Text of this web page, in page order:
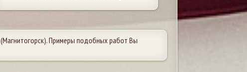
(Магнитогорск). Примеры подобных работ Вы